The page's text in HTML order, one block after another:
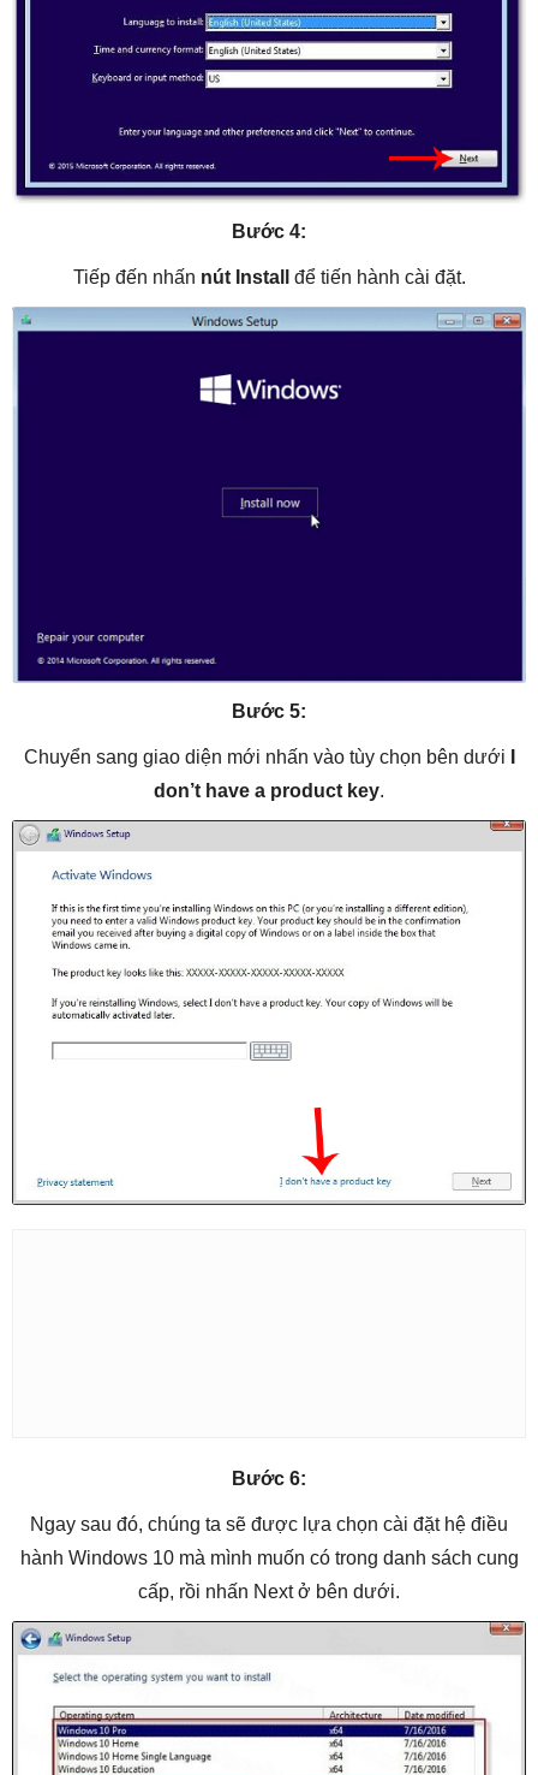
Bước 4:
Tiếp đến nhấn nút Install để tiến hành cài đặt.
Bước 5:
Chuyển sang giao diện mới nhấn vào tùy chọn bên dưới
don’t have a product key.
Bước 6:
Ngay sau đó, chúng ta sẽ được lựa chọn cài đặt hệ điều
hành Windows 10 mà mình muốn có trong danh sách cung
cấp, rồi nhấn Next ở bên dưới.